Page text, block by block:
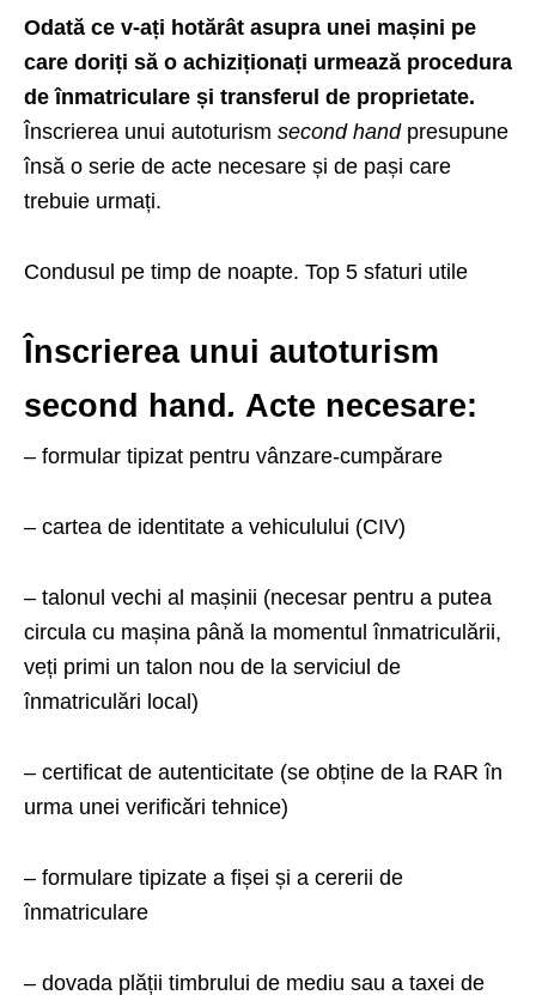
Odată ce v-ați hotărât asupra unei mașini pe
care doriți să o achiziționați urmează procedura
de înmatriculare și transferul de proprietate.
Înscrierea unui autoturism second handpresupune
însă o serie de acte necesare și de pași care
trebuie urmați.
Condusul pe timp de noapte. Top 5 sfaturi utile
Înscrierea unui autoturism
second hand . Acte necesare:
– formular tipizat pentru vânzare-cumpărare
– cartea de identitate a vehiculului (CIV)
– talonul vechi al mașinii (necesar pentru a putea
circula cu mașina până la momentul înmatriculării,
veți primi un talon nou de la serviciul de
înmatriculări local)
– certificat de autenticitate (se obține de la RAR în
urma unei verificări tehnice)
– formulare tipizate a fișei și a cererii de
înmatriculare
– dovada plății timbrului de mediu sau a taxei de